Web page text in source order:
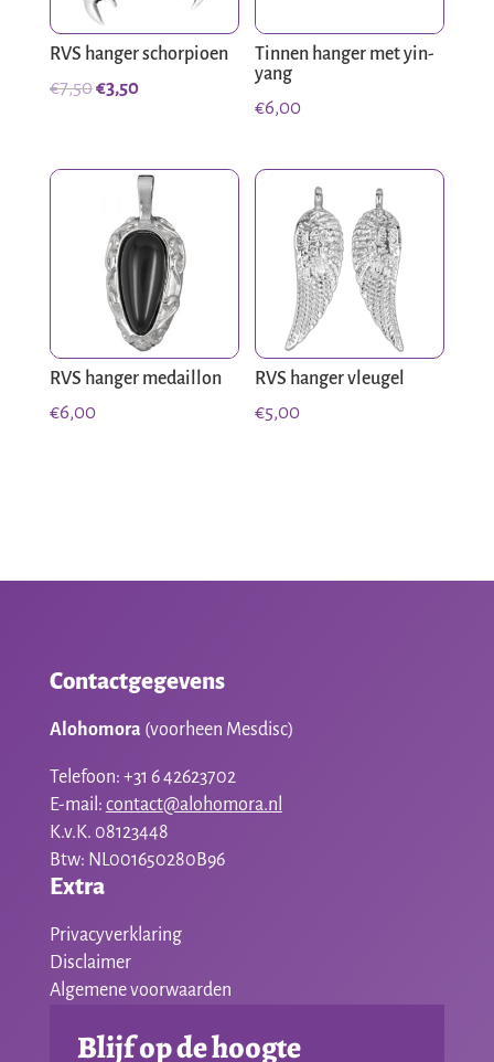
RVS hanger schorpioen
€7,50Oorspronkelijke
€7,50.
€3,50Huidige
€3,50.
Tinnen hanger met yin-
yang
€6,00
RVS hanger medaillon
€6,00
RVS hanger vleugel
€5,00
Contactgegevens
Alohomora (voorheen Mesdisc)
Telefoon: +31 6 42623702
E-mail: contact@alohomora.nl
K.v.K. 08123448
Btw: NL001650280B96
Extra
Privacyverklaring
Disclaimer
Algemene voorwaarden
Blijf op de hoogte